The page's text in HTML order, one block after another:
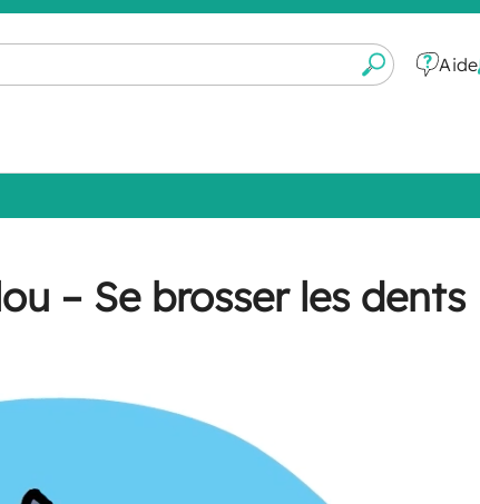
Aide
– Se brosser les dents